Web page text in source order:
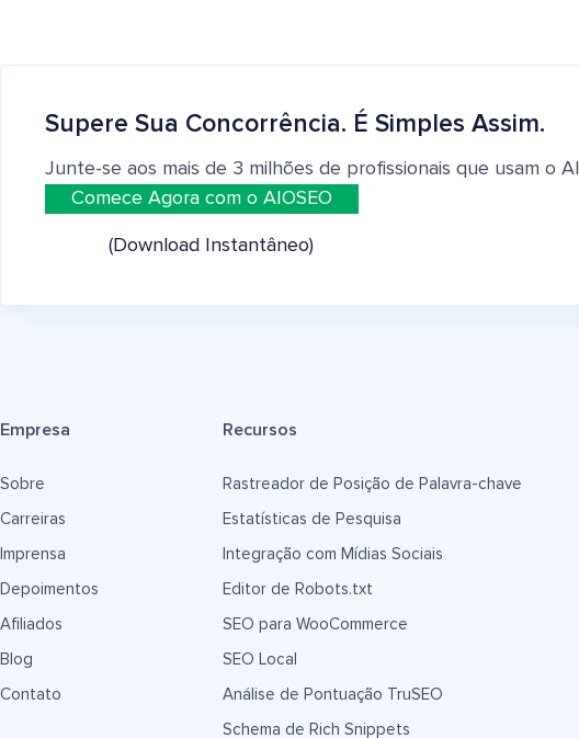
Supere Sua Concorrência. É Simples Assim.
Junte-se aos mais de 3 milhões de profissionais que usam o
Comece Agora com o AIOSEO
(Download Instantâneo)
Empresa
Sobre
Carreiras
Imprensa
Depoimentos
Afiliados
Blog
Contato
Recursos
Rastreador de Posição de Palavra-chave
Estatísticas de Pesquisa
Integração com Mídias Sociais
Editor de Robots.txt
SEO para WooCommerce
SEO Local
Análise de Pontuação TruSEO
Schema de Rich Snippets